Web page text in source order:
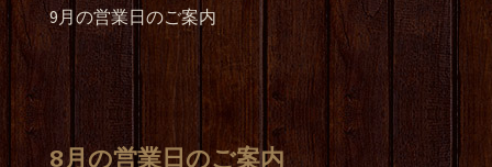
9月の営業日のご案内
8月の営業日のご案内